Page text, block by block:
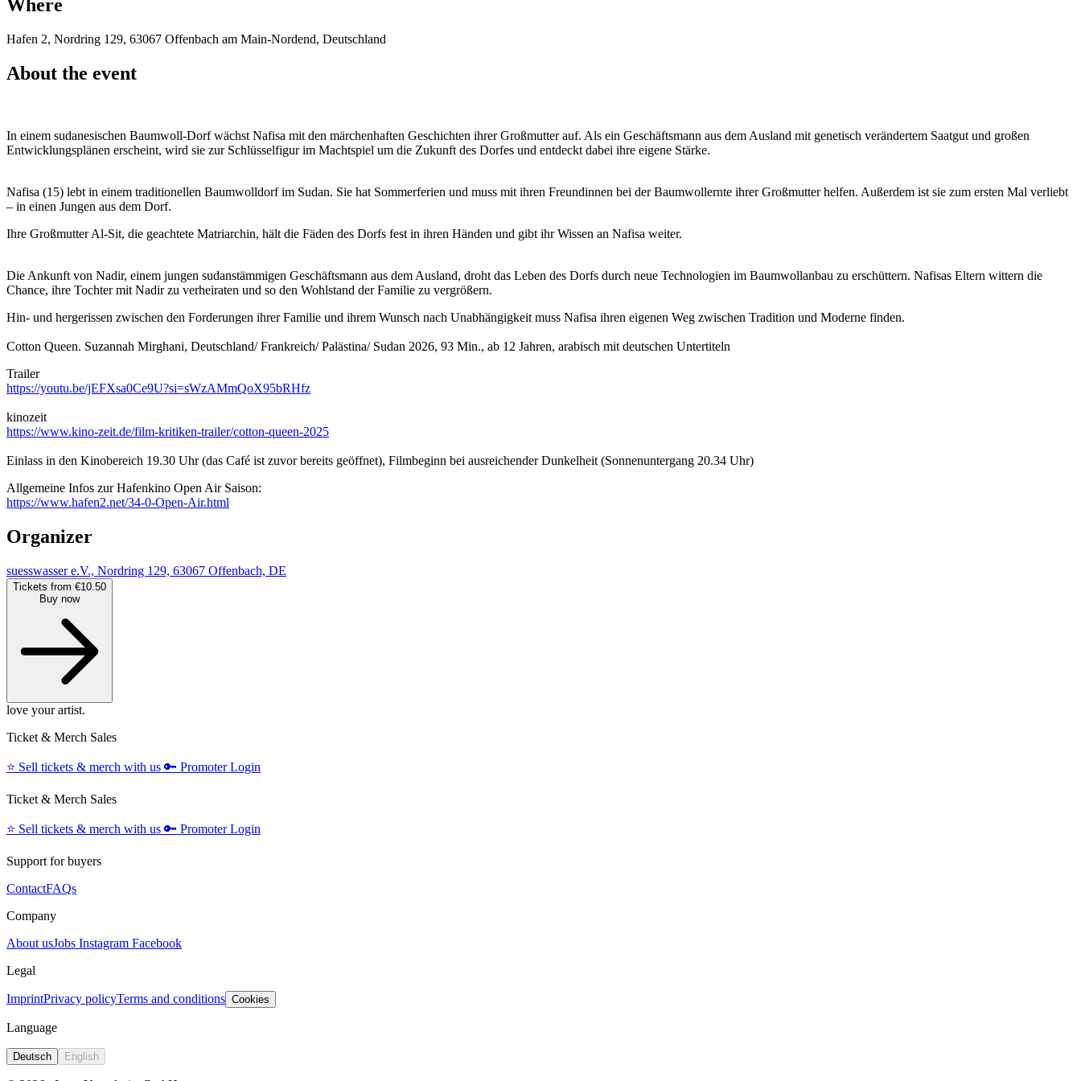
Where
Hafen 2, Nordring 129, 63067 Offenbach am Main-Nordend, Deutschland
About the event
In einem sudanesischen Baumwoll-Dorf wächst Nafisa mit den märchenhaften Geschichten ihrer Großmutter auf. Als ein Geschäftsmann aus dem Ausland mit genetisch verändertem Saatgut und großen
Entwick­lungsplänen erscheint, wird sie zur Schlüsselfigur im Machtspiel um die Zukunft des Dorfes und entdeckt dabei ihre eigene Stärke.
Nafisa (15) lebt in einem traditionellen Baumwolldorf im Sudan. Sie hat Sommerferien und muss mit ihren Freundinnen bei der Baumwollernte ihrer Großmutter helfen. Außerdem ist sie zum ersten Mal verliebt
– in einen Jungen aus dem Dorf.
Ihre Großmutter Al-Sit, die geachtete Matriarchin, hält die Fäden des Dorfs fest in ihren Händen und gibt ihr Wissen an Nafisa weiter.
Die Ankunft von Nadir, einem jungen sudanstämmigen Geschäftsmann aus dem Ausland, droht das Leben des Dorfs durch neue Technologien im Baumwollanbau zu erschüttern. Nafisas Eltern wittern die
Chance, ihre Tochter mit Nadir zu verheiraten und so den Wohlstand der Familie zu vergrößern.
Hin- und hergerissen zwischen den Forderungen ihrer Familie und ihrem Wunsch nach Unabhängigkeit muss Nafisa ihren eigenen Weg zwischen Tradition und Moderne finden.
Cotton Queen. Suzannah Mirghani, Deutschland/ Frankreich/ Palästina/ Sudan 2026, 93 Min., ab 12 Jahren, arabisch mit deutschen Untertiteln
Trailer
https://youtu.be/jEFXsa0Ce9U?si=sWzAMmQoX95bRHfz
kinozeit
https://www.kino-zeit.de/film-kritiken-trailer/cotton-queen-2025
Einlass in den Kinobereich 19.30 Uhr (das Café ist zuvor bereits geöffnet), Filmbeginn bei ausreichender Dunkelheit (Sonnenuntergang 20.34 Uhr)
Allgemeine Infos zur Hafenkino Open Air Saison:
https://www.hafen2.net/34-0-Open-Air.html
Organizer
suesswasser e.V., Nordring 129, 63067 Offenbach, DE
Tickets from €10.50
Buy now
love your artist.
Ticket & Merch Sales
⭐️ Sell tickets & merch with us 🔑 Promoter Login
Ticket & Merch Sales
⭐️ Sell tickets & merch with us 🔑 Promoter Login
Support for buyers
ContactFAQs
Company
About usJobs Instagram Facebook
Legal
ImprintPrivacy policyTerms and conditions Cookies
Language
Deutsch English